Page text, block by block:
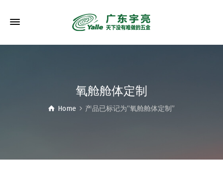
氧舱舱体定制
Home 产品已标记为“氧舱舱体定制”